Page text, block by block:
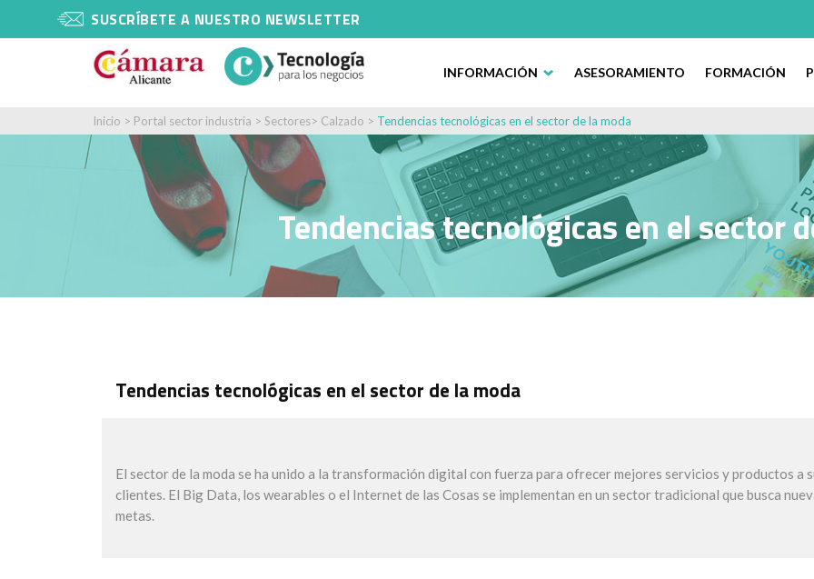
SUSCRÍBETE A NUESTRO NEWSLETTER
INFORMACIÓN ASESORAMIENTO FORMACIÓN
Inicio > Portal sector industria > Sectores> Calzado > Tendencias tecnológicas en el sector de la moda
Tendencias tecnológicas en el sector
Tendencias tecnológicas en el sector de la moda
El sector de la moda se ha unido a la transformación digital con fuerza para ofrecer mejores servicios y productos a
clientes. El Big Data, los wearables o el Internet de las Cosas se implementan en un sector tradicional que busca
metas.